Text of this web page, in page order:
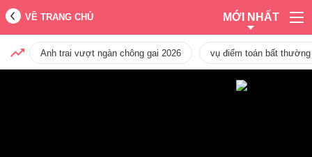
VỀ TRANG CHỦ MỚI NHẤT
Anh trai vượt ngàn chông gai 2026 vụ điểm toán bất